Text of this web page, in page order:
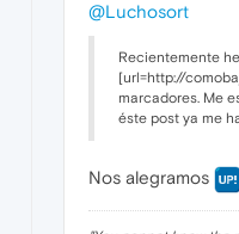
@Luchosort
Recientemente
[url=http://
marcadores. Me
éste post ya me
Nos alegramos